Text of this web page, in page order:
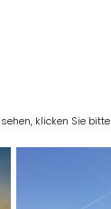
klicken Sie